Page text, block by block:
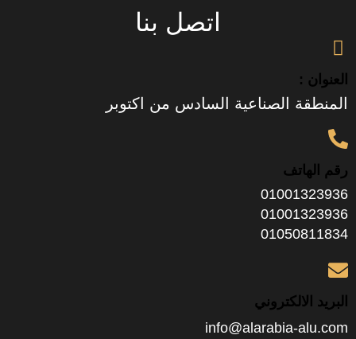
اتصل بنا
العنوان :
المنطقة الصناعية السادس من اكتوبر
رقم الهاتف
01001323936
01001323936
01050811834
البريد الالكتروني
info@alarabia-alu.com